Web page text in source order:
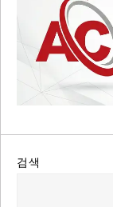
검색